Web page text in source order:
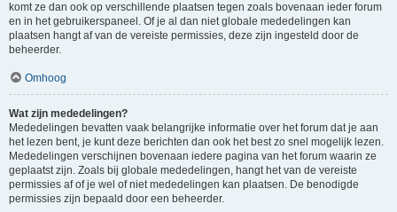
komt ze dan ook op verschillende plaatsen tegen zoals bovenaan ieder forum
en in het gebruikerspaneel. Of je al dan niet globale mededelingen kan
plaatsen hangt af van de vereiste permissies, deze zijn ingesteld door de
beheerder.
Omhoog
Wat zijn mededelingen?
Mededelingen bevatten vaak belangrijke informatie over het forum dat je aan
het lezen bent, je kunt deze berichten dan ook het best zo snel mogelijk lezen.
Mededelingen verschijnen bovenaan iedere pagina van het forum waarin ze
geplaatst zijn. Zoals bij globale mededelingen, hangt het van de vereiste
permissies af of je wel of niet mededelingen kan plaatsen. De benodigde
permissies zijn bepaald door een beheerder.